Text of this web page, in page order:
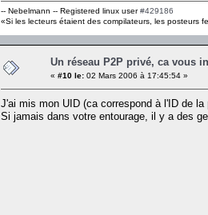
-- Nebelmann -- Registered linux user#429186
«Si les lecteurs étaient des compilateurs, les posteurs
Un réseau P2P privé, ca vous
« #10 le: 02 Mars 2006 à 17:45:54 »
J'ai mis mon UID (ca correspond à l'ID de
Si jamais dans votre entourage, il y a des